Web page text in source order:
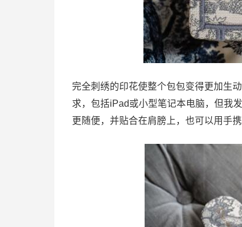
完全刺绣的印花使整个包包变得更加生
求，包括iPad或小型笔记本电脑，但我
更随便，并贴合在肩膀上，也可以用手